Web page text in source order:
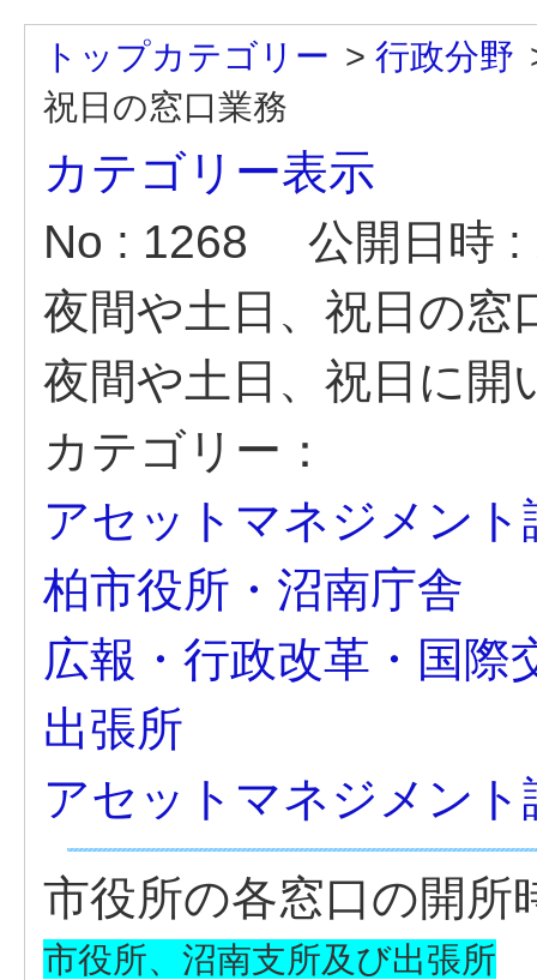
トップカテゴリー > 行政分野
祝日の窓口業務
カテゴリー表示
No : 1268
公開日時
夜間や土日、祝日の窓
夜間や土日、祝日に
カテゴリー：
アセットマネジメント
柏市役所・沼南庁舎
広報・行政改革・国際
出張所
アセットマネジメント
市役所の各窓口の開所
市役所、沼南支所及び出張所